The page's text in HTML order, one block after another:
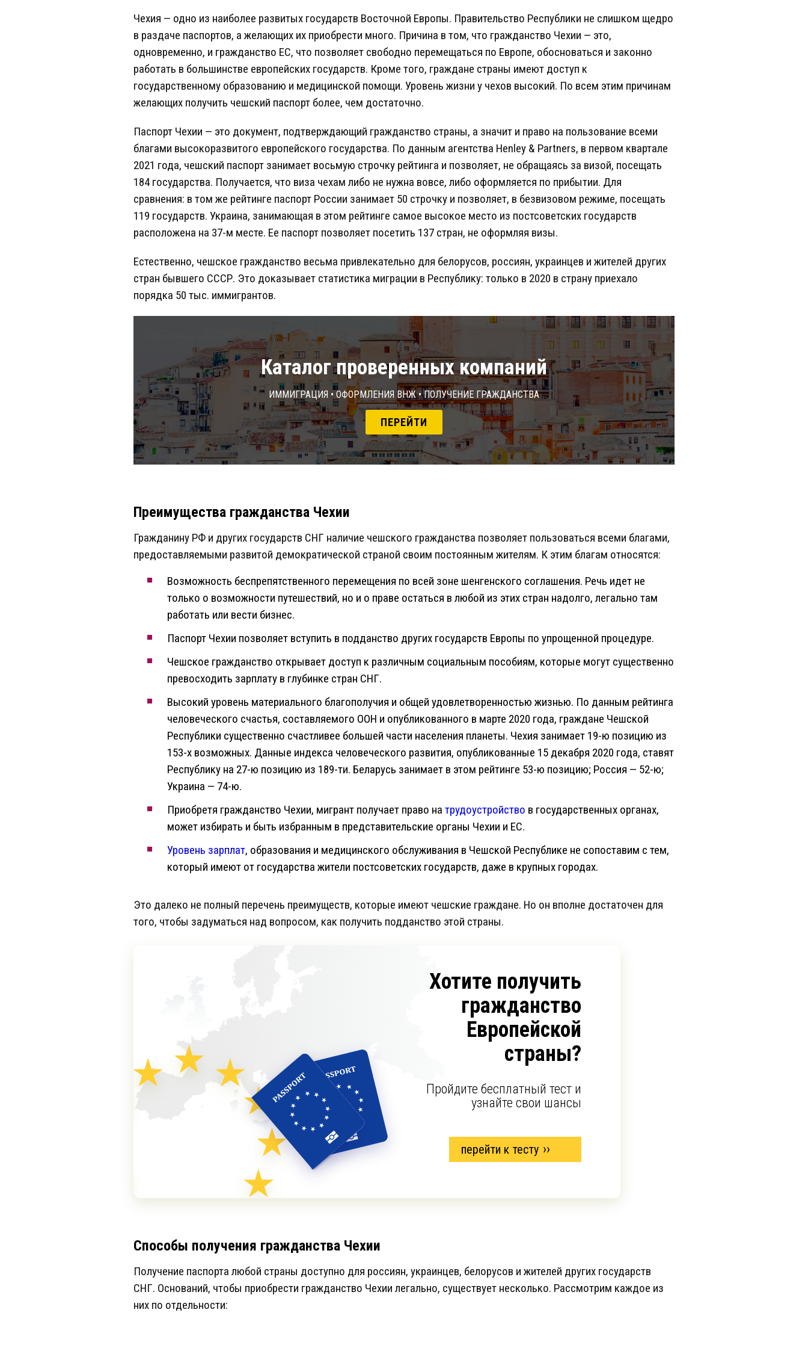
Чехия — одно из наиболее развитых государств Восточной Европы. Правительство Республики не слишком щедро
в раздаче паспортов, а желающих их приобрести много. Причина в том, что гражданство Чехии — это,
одновременно, и гражданство ЕС, что позволяет свободно перемещаться по Европе, обосноваться и законно
работать в большинстве европейских государств. Кроме того, граждане страны имеют доступ к
государственному образованию и медицинской помощи. Уровень жизни у чехов высокий. По всем этим причинам
желающих получить чешский паспорт более, чем достаточно.
Паспорт Чехии — это документ, подтверждающий гражданство страны, а значит и право на пользование всеми
благами высокоразвитого европейского государства. По данным агентства Henley & Partners, в первом квартале
2021 года, чешский паспорт занимает восьмую строчку рейтинга и позволяет, не обращаясь за визой, посещать
184 государства. Получается, что виза чехам либо не нужна вовсе, либо оформляется по прибытии. Для
сравнения: в том же рейтинге паспорт России занимает 50 строчку и позволяет, в безвизовом режиме, посещать
119 государств. Украина, занимающая в этом рейтинге самое высокое место из постсоветских государств
расположена на 37-м месте. Ее паспорт позволяет посетить 137 стран, не оформляя визы.
Естественно, чешское гражданство весьма привлекательно для белорусов, россиян, украинцев и жителей других
стран бывшего СССР. Это доказывает статистика миграции в Республику: только в 2020 в страну приехало
порядка 50 тыс. иммигрантов.
Каталог проверенных компаний
Иммиграция • Оформления ВНЖ • Получение гражданства
ПЕРЕЙТИ
Преимущества гражданства Чехии
Гражданину РФ и других государств СНГ наличие чешского гражданства позволяет пользоваться всеми благами,
предоставляемыми развитой демократической страной своим постоянным жителям. К этим благам относятся:
Возможность беспрепятственного перемещения по всей зоне шенгенского соглашения. Речь идет не
только о возможности путешествий, но и о праве остаться в любой из этих стран надолго, легально там
работать или вести бизнес.
Паспорт Чехии позволяет вступить в подданство других государств Европы по упрощенной процедуре.
Чешское гражданство открывает доступ к различным социальным пособиям, которые могут существенно
превосходить зарплату в глубинке стран СНГ.
Высокий уровень материального благополучия и общей удовлетворенностью жизнью. По данным рейтинга
человеческого счастья, составляемого ООН и опубликованного в марте 2020 года, граждане Чешской
Республики существенно счастливее большей части населения планеты. Чехия занимает 19-ю позицию из
153-х возможных. Данные индекса человеческого развития, опубликованные 15 декабря 2020 года, ставят
Республику на 27-ю позицию из 189-ти. Беларусь занимает в этом рейтинге 53-ю позицию; Россия — 52-ю;
Украина — 74-ю.
Приобретя гражданство Чехии, мигрант получает право на трудоустройство в государственных органах,
может избирать и быть избранным в представительские органы Чехии и ЕС.
Уровень зарплат, образования и медицинского обслуживания в Чешской Республике не сопоставим с тем,
который имеют от государства жители постсоветских государств, даже в крупных городах.
Это далеко не полный перечень преимуществ, которые имеют чешские граждане. Но он вполне достаточен для
того, чтобы задуматься над вопросом, как получить подданство этой страны.
Хотите получить
гражданство
Европейской
страны?
Пройдите бесплатный тест и
узнайте свои шансы
перейти к тесту
Способы получения гражданства Чехии
Получение паспорта любой страны доступно для россиян, украинцев, белорусов и жителей других государств
СНГ. Оснований, чтобы приобрести гражданство Чехии легально, существует несколько. Рассмотрим каждое из
них по отдельности: